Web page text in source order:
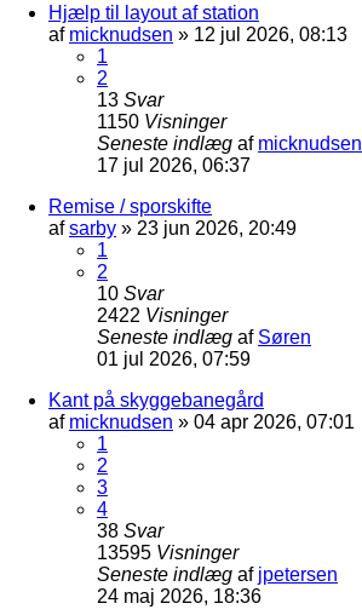
Hjælp til layout af station
af micknudsen » 12 jul 2026, 08:13
1
2
13 Svar
1150 Visninger
Seneste indlæg af micknudsen
17 jul 2026, 06:37
Remise / sporskifte
afsarby » 23 jun 2026, 20:49
1
2
10 Svar
2422 Visninger
Seneste indlæg af Søren
01 jul 2026, 07:59
Kant på skyggebanegård
af micknudsen » 04 apr 2026, 07:01
1
2
3
4
38 Svar
13595 Visninger
Seneste indlæg af jpetersen
24 maj 2026, 18:36